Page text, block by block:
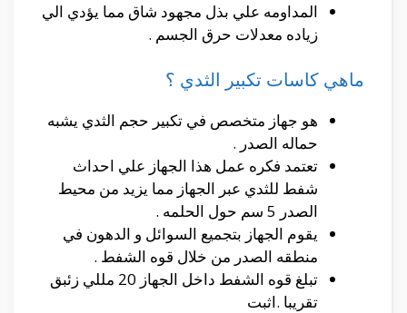
المداومه علي بذل مجهود شاق مما يؤدي الي
زياده معدلات حرق الجسم .
ماهي كاسات تكبير الثدي ؟
هو جهاز متخصص في تكبير حجم الثدي يشبه
حماله الصدر .
تعتمد فكره عمل هذا الجهاز علي احداث
شفط للثدي عبر الجهاز مما يزيد من محيط
الصدر 5 سم حول الحلمه .
يقوم الجهاز بتجميع السوائل و الدهون في
منطقه الصدر من خلال قوه الشفط .
تبلغ قوه الشفط داخل الجهاز 20 مللي زئبق
تقريبا .اثبت